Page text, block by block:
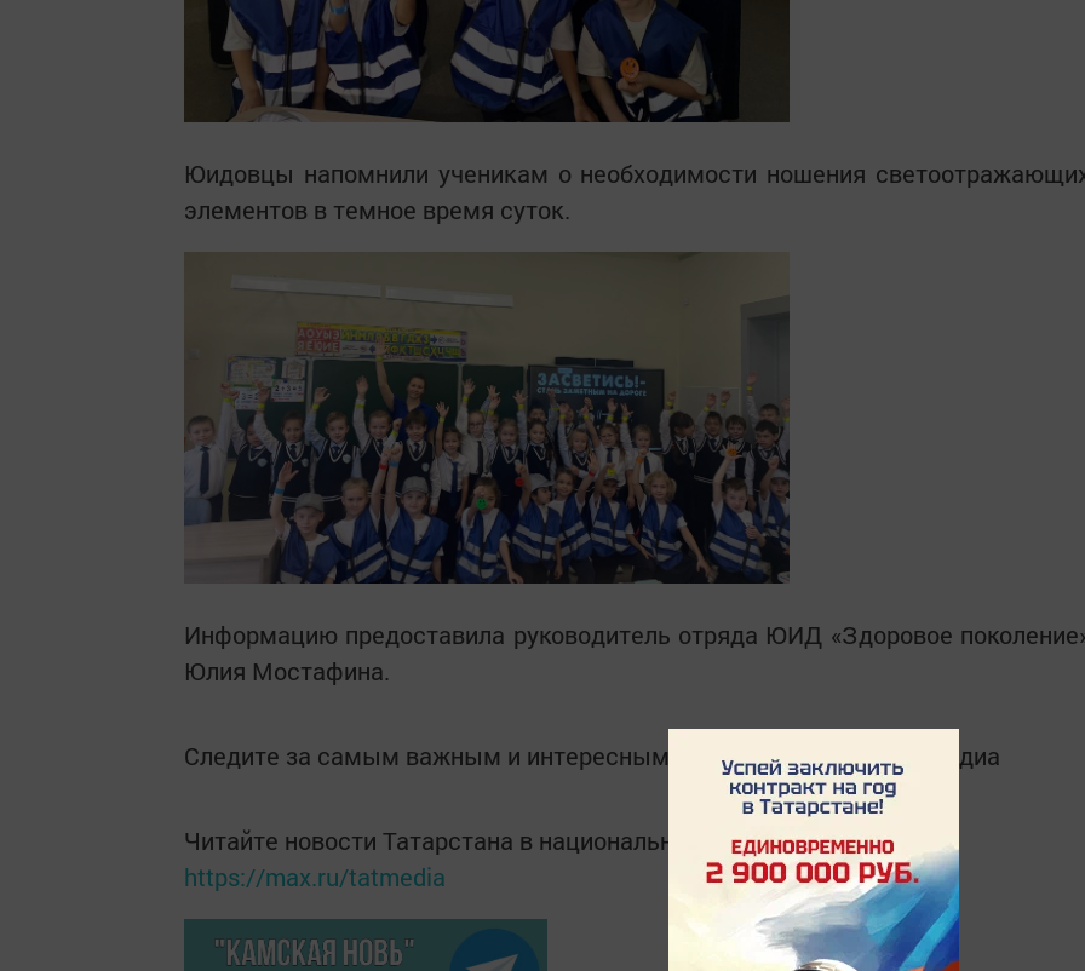
Юидовцы напомнили ученикам о необходимости ношения
элементов в темное время суток.
Информацию предоставила руководитель отряда ЮИД «Здоровое
Юлия Мостафина.
Следите за самым важным и интересным в Telegram-каналеТатмедиа
Читайте новости Татарстана в национальном мессенджере MАХ:
https://max.ru/tatmedia